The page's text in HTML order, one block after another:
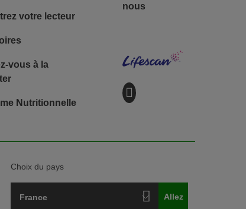
votre lecteur
vous à la
Nutritionnelle
nous
Choix du pays
France